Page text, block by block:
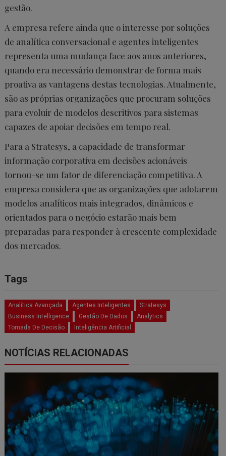
gestão.
A empresa refere ainda que o interesse por soluções
de analítica conversacional e agentes inteligentes
representa uma mudança face aos anos anteriores,
quando era necessário demonstrar de forma mais
proativa as vantagens destas tecnologias. Atualmente,
são as próprias organizações que procuram soluções
para evoluir de modelos descritivos para sistemas
capazes de apoiar decisões em tempo real.
Para a Stratesys, a capacidade de transformar
informação corporativa em decisões acionáveis
tornou-se um fator de diferenciação competitiva. A
empresa considera que as organizações que adotarem
modelos analíticos mais integrados, dinâmicos e
orientados para o negócio estarão mais bem
preparadas para responder à crescente complexidade
dos mercados.
Tags
Analítica Avançada Agentes Inteligentes
Stratesys
Business Intelligence
Gestão De Dados
Analytics
Tomada De Decisão
Inteligência Artificial
NOTÍCIAS RELACIONADAS